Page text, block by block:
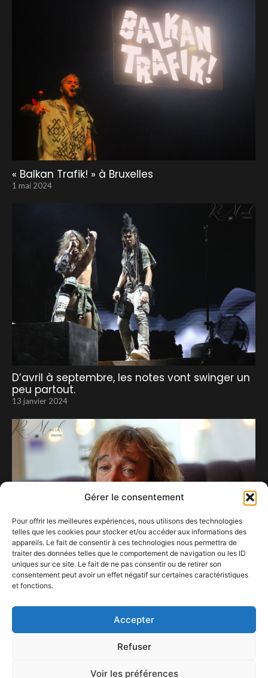
Gérer le consentement
Pour offrir les meilleures expériences, nous utilisons des technologies
telles que les cookies pour stocker et/ou accéder aux informations des
appareils. Le fait de consentir à ces technologies nous permettra de
traiter des données telles que le comportement de navigation ou les ID
uniques sur ce site. Le fait de ne pas consentir ou de retirer son
consentement peut avoir un effet négatif sur certaines caractéristiques
et fonctions.
Accepter
Refuser
Voir les préférences
« Balkan Trafik! » à Bruxelles
1 mai 2024
D’avril à septembre, les notes vont swinger un
peu partout.
13 janvier 2024
1 septembre 2022